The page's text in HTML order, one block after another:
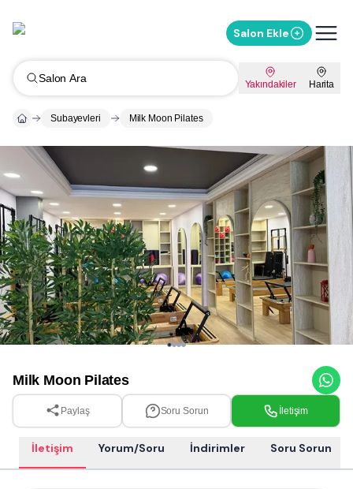
Salon Ekle
Salon Ara Yakındakiler Harita
Subayevleri Milk Moon Pilates
Whatsapp ile Mesaj Gönder
%10İndirimi Sor
Milk Moon Pilates
Paylaş Soru Sorun İletişim
İletişim Yorum/Soru İndirimler Soru Sorun